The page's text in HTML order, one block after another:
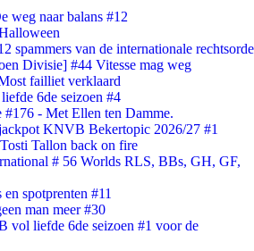
naar balans #12
spammers van de internationale rechtsorde
Divisie] #44 Vitesse mag weg
failliet verklaard
6de seizoen #4
#176 - Met Ellen ten Damme.
KNVB Bekertopic 2026/27 #1
Tallon back on fire
# 56 Worlds RLS, BBs, GH, GF,
spotprenten #11
man meer #30
vol liefde 6de seizoen #1 voor de